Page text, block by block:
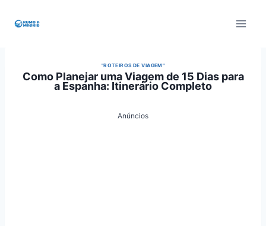
"ROTEIROS DE VIAGEM"
Como Planejar uma Viagem de 15 Dias para
a Espanha: Itinerário Completo
Anúncios